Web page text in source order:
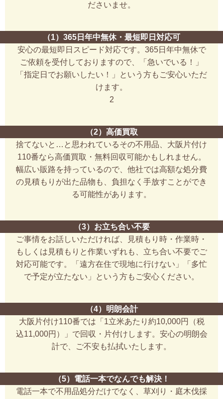
ださいませ。
（1）365日年中無休・最短即日対応可
安心の最短即日スピード対応です。365日年中無休で
ご依頼を受付しておりますので、「急いでいる！」
「指定日でお願いしたい！」という方もご安心いただ
けます。
2
（2）高価買取
捨てないと…と思われているその不用品、大阪片付け
110番なら高価買取・無料回収可能かもしれません。
幅広い販路を持っているので、他社では高額な処分費
の見積もりが出た品物も、負担なく手放すことができ
る可能性があります。
（3）お立ち合い不要
ご事情をお話しいただければ、見積もり時・作業時・
もしくは見積もりと作業いずれも、立ち合い不要でご
対応可能です。「遠方在住で現地に行けない」「多忙
で予定が立たない」という方もご安心ください。
（4）明朗会計
大阪片付け110番では「1立米あたり約10,000円（税
込11,000円）」で回収・片付けします。安心の明朗会
計で、ご不安も払拭いたします。
（5）電話一本でなんでも解決！
電話一本で不用品処分だけでなく、草刈り・庭木伐採